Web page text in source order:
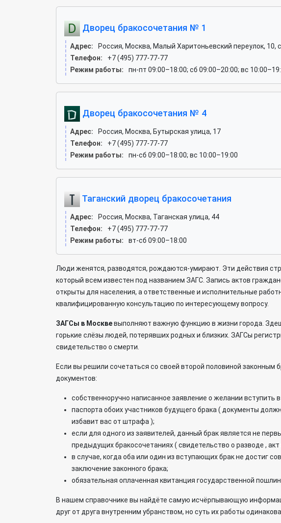
Дворец бракосочетания № 1
Адрес:
Россия, Москва, Малый Харитоньевский переулок, 10,
Телефон:
+7 (495) 777-77-77
Режим работы:
пн-пт 09:00–18:00; сб 09:00–20:00; вс
Дворец бракосочетания № 4
Адрес:
Россия, Москва, Бутырская улица, 17
Телефон:
+7 (495) 777-77-77
Режим работы:
пн-сб 09:00–18:00; вс 10:00–19:00
Таганский дворец бракосочетания
Адрес:
Россия, Москва, Таганская улица, 44
Телефон:
+7 (495) 777-77-77
Режим работы:
вт-сб 09:00–18:00
Люди женятся, разводятся, рождаются-умирают. Эти действия
который всем известен под названием ЗАГС. Запись актов
открыты для населения, а ответственные и исполнительные
квалифицированную консультацию по интересующему вопросу.
ЗАГСы в Москвевыполняют важную функцию в жизни города.
горькие слёзы людей, потерявших родных и близких. ЗАГСы
свидетельство о смерти.
Если вы решили сочетаться со своей второй половиной
документов:
собственноручно написанное заявление о желании вступить
паспорта обоих участников будущего брака ( документы
избавит вас от штрафа );
если для одного из заявителей, данный брак является не
предыдущих бракосочетаниях ( свидетельство о разводе ,
в случае, когда оба или один из вступающих брак не достиг
заключение законного брака;
обязательная оплаченная квитанция государственной
В нашем справочнике вы найдёте самую исчёрпывающую
друг от друга внутренним убранством, но суть их работы